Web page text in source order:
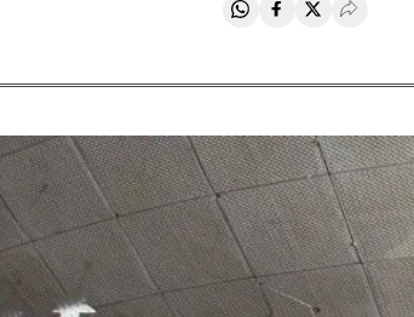
Compartir en
Compartir en
Compartir